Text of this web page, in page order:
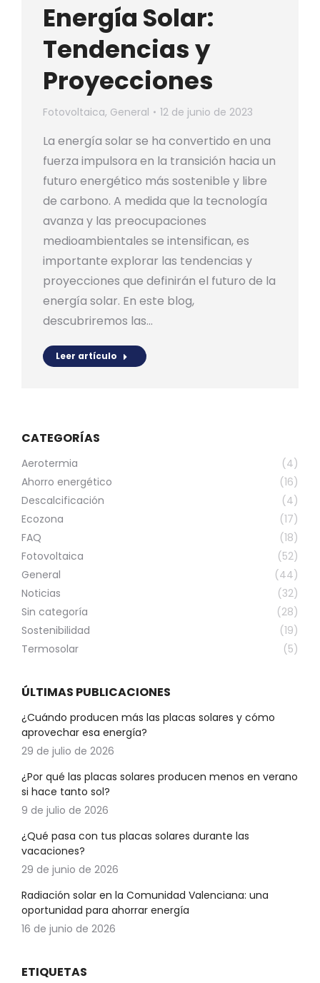
Energía Solar:
Tendencias y
Proyecciones
Fotovoltaica, General 12 de junio de 2023
La energía solar se ha convertido en una
fuerza impulsora en la transición hacia un
futuro energético más sostenible y libre
de carbono. A medida que la tecnología
avanza y las preocupaciones
medioambientales se intensifican, es
importante explorar las tendencias y
proyecciones que definirán el futuro de la
energía solar. En este blog,
descubriremos las…
Leer artículo
CATEGORÍAS
Aerotermia
(4)
Ahorro energético
(16)
Descalcificación
(4)
Ecozona
(17)
FAQ
(18)
Fotovoltaica
(52)
General
(44)
Noticias
(32)
Sin categoría
(28)
Sostenibilidad
(19)
Termosolar
(5)
ÚLTIMAS PUBLICACIONES
¿Cuándo producen más las placas solares y cómo
aprovechar esa energía?
29 de julio de 2026
¿Por qué las placas solares producen menos en verano
si hace tanto sol?
9 de julio de 2026
¿Qué pasa con tus placas solares durante las
vacaciones?
29 de junio de 2026
Radiación solar en la Comunidad Valenciana: una
oportunidad para ahorrar energía
16 de junio de 2026
ETIQUETAS